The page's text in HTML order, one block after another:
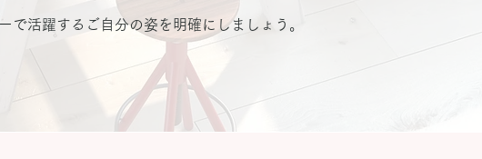
で活躍するご自分の姿を明確にしましょう。